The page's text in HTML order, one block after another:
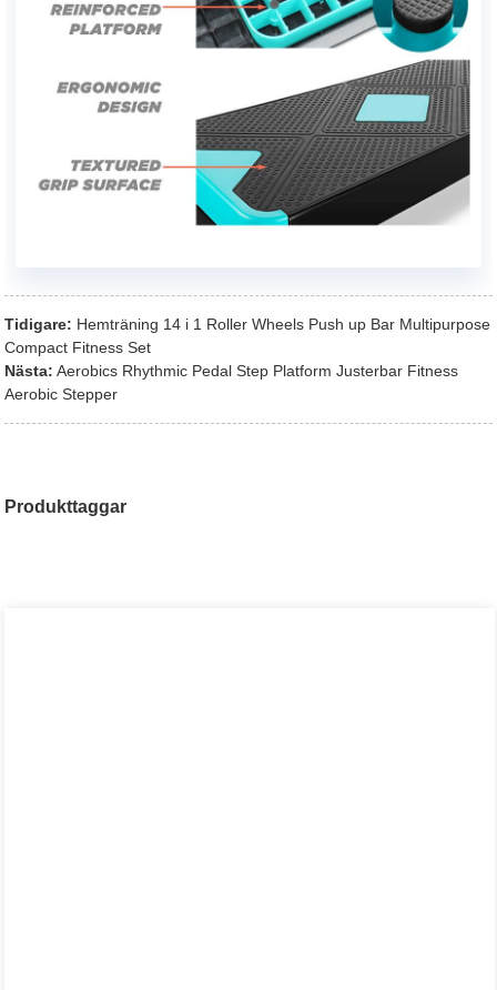
Tidigare: Hemträning 14 i 1 Roller Wheels Push up Bar Multipurpose
Compact Fitness Set
Nästa: Aerobics Rhythmic Pedal Step Platform Justerbar Fitness
Aerobic Stepper
Produkttaggar